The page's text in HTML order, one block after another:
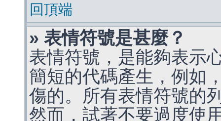
回頂端
» 表情符號是甚麼？
表情符號，是能夠表示
簡短的代碼產生，例如
傷的。所有表情符號的
然而，試著不要過度使